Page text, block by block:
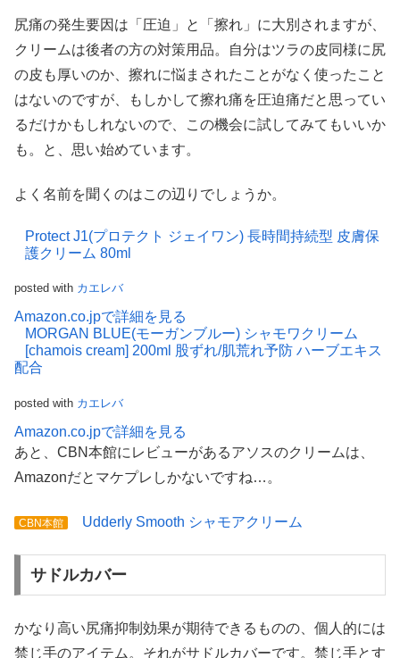
尻痛の発生要因は「圧迫」と「擦れ」に大別されますが、
クリームは後者の方の対策用品。自分はツラの皮同様に尻
の皮も厚いのか、擦れに悩まされたことがなく使ったこと
はないのですが、もしかして擦れ痛を圧迫痛だと思ってい
るだけかもしれないので、この機会に試してみてもいいか
も。と、思い始めています。
よく名前を聞くのはこの辺りでしょうか。
Protect J1(プロテクト ジェイワン) 長時間持続型 皮膚保
護クリーム 80ml
posted with カエレバ
Amazon.co.jpで詳細を見る
MORGAN BLUE(モーガンブルー) シャモワクリーム
[chamois cream] 200ml 股ずれ/肌荒れ予防 ハーブエキス
配合
posted with カエレバ
Amazon.co.jpで詳細を見る
あと、CBN本館にレビューがあるアソスのクリームは、
Amazonだとマケプレしかないですね…。
CBN本館 Udderly Smooth シャモアクリーム
サドルカバー
かなり高い尻痛抑制効果が期待できるものの、個人的には
禁じ手のアイテム。それがサドルカバーです。禁じ手とす